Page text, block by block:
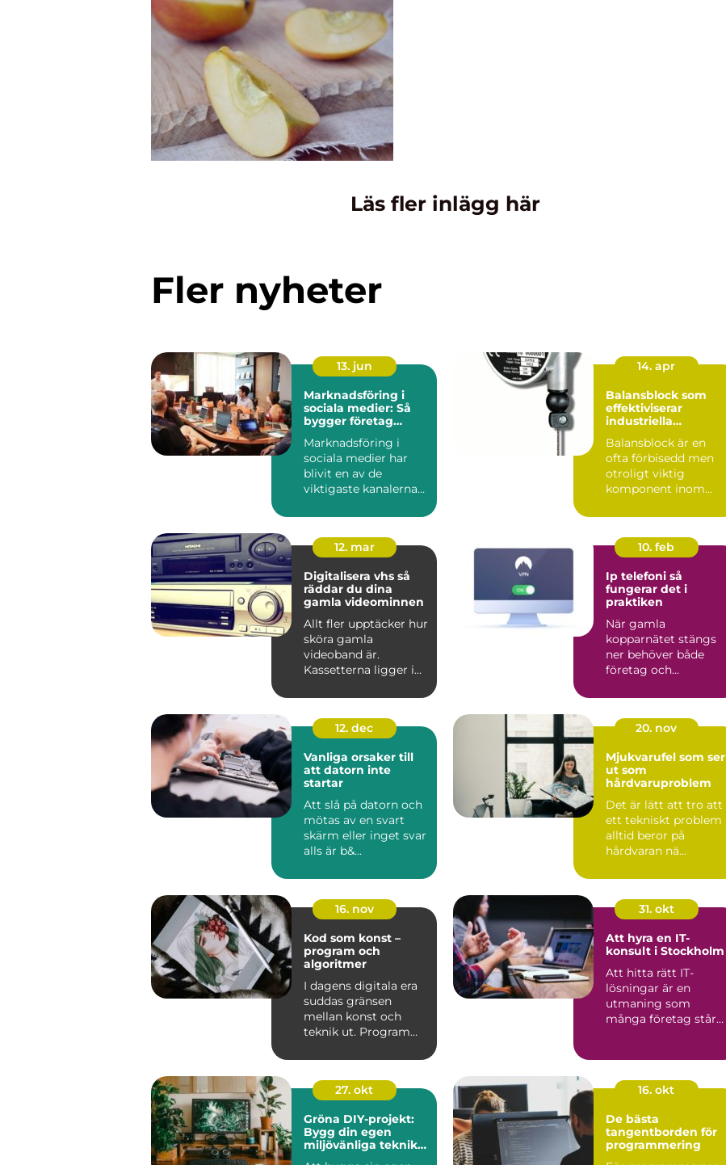
Läs fler inlägg här
Fler nyheter
13. jun
Marknadsföring i
sociala medier: Så
bygger företag
Marknadsföring i
sociala medier har
blivit en av de
viktigaste kanalerna
14. apr
Balansblock som
effektiviserar
industriella
Balansblock är en
ofta förbisedd men
otroligt viktig
komponent inom
12. mar
Digitalisera vhs så
räddar du dina
gamla videominnen
Allt fler upptäcker hur
sköra gamla
videoband är.
Kassetterna ligger i
samtidig...
10. feb
Ip telefoni så
fungerar det i
praktiken
När gamla
kopparnätet stängs
ner behöver både
företag och
över sin telefoni.
Många...
12. dec
Vanliga orsaker till
att datorn inte
startar
Att slå på datorn och
mötas av en svart
skärm eller inget svar
alls är b&...
20. nov
Mjukvarufel som ser
ut som
hårdvaruproblem
Det är lätt att tro att
ett tekniskt problem
alltid beror på
hårdvaran nä...
16. nov
Kod som konst –
program och
algoritmer
I dagens digitala era
suddas gränsen
mellan konst och
teknik ut. Program
ska...
31. okt
Att hyra en IT-
konsult i Stockholm
Att hitta rätt IT-
lösningar är en
utmaning som
många företag står
27. okt
Gröna DIY-projekt:
Bygg din egen
miljövänliga teknik
16. okt
De bästa
tangentborden för
programmering